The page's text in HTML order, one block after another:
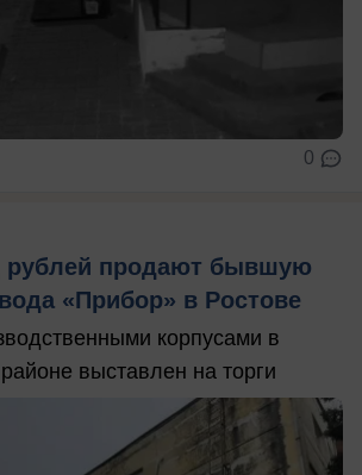
0
рублей продают бывшую
«Прибор» в Ростове
корпусами в
выставлен на торги